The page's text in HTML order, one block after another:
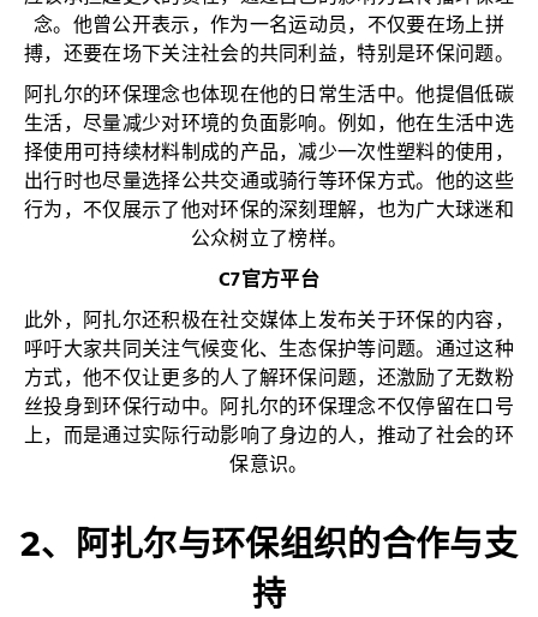
念。他曾公开表示，作为一名运动员，不仅要在场上拼
搏，还要在场下关注社会的共同利益，特别是环保问题。
阿扎尔的环保理念也体现在他的日常生活中。他提倡低碳
生活，尽量减少对环境的负面影响。例如，他在生活中选
择使用可持续材料制成的产品，减少一次性塑料的使用，
出行时也尽量选择公共交通或骑行等环保方式。他的这些
行为，不仅展示了他对环保的深刻理解，也为广大球迷和
公众树立了榜样。
C7官方平台
此外，阿扎尔还积极在社交媒体上发布关于环保的内容，
呼吁大家共同关注气候变化、生态保护等问题。通过这种
方式，他不仅让更多的人了解环保问题，还激励了无数粉
丝投身到环保行动中。阿扎尔的环保理念不仅停留在口号
上，而是通过实际行动影响了身边的人，推动了社会的环
保意识。
2、阿扎尔与环保组织的合作与支
持